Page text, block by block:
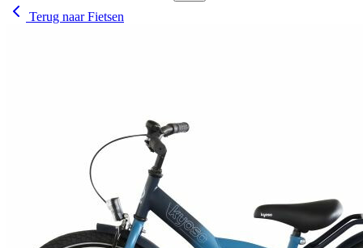
Terug naarFietsen